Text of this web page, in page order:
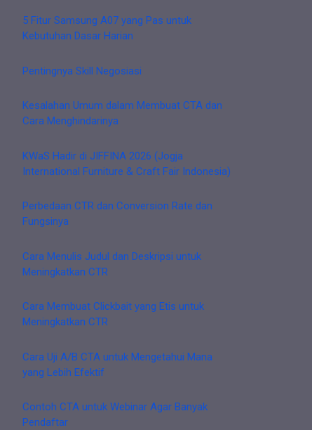
5 Fitur Samsung A07 yang Pas untuk
Kebutuhan Dasar Harian
Pentingnya Skill Negosiasi
Kesalahan Umum dalam Membuat CTA dan
Cara Menghindarinya
KWaS Hadir di JIFFINA 2026 (Jogja
International Furniture & Craft Fair Indonesia)
Perbedaan CTR dan Conversion Rate dan
Fungsinya
Cara Menulis Judul dan Deskripsi untuk
Meningkatkan CTR
Cara Membuat Clickbait yang Etis untuk
Meningkatkan CTR
Cara Uji A/B CTA untuk Mengetahui Mana
yang Lebih Efektif
Contoh CTA untuk Webinar Agar Banyak
Pendaftar